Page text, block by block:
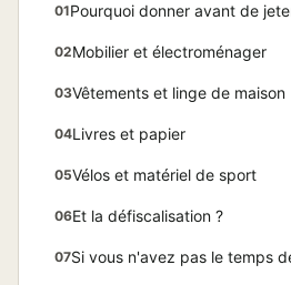
01Pourquoi donner avant de
02Mobilier et électroménager
03Vêtements et linge de maison
04Livres et papier
05Vélos et matériel de sport
06Et la défiscalisation ?
07Si vous n'avez pas le temps